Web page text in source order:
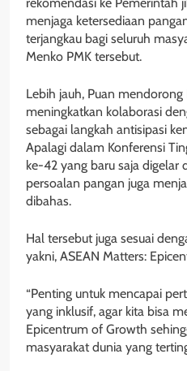
menjaga ketersediaan
terjangkau bagi seluruh
Menko PMK tersebut.
Lebih jauh, Puan
meningkatkan kolaborasi
sebagai langkah antisipasi
Apalagi dalam Konferensi
ke-42 yang baru saja digelar
persoalan pangan juga
dibahas.
Hal tersebut juga sesuai
yakni, ASEAN Matters:
“Penting untuk mencapai
yang inklusif, agar kita bisa
Epicentrum of Growth
masyarakat dunia yang